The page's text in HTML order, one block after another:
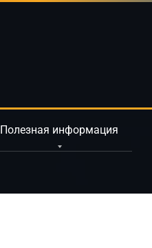
Полезная информация